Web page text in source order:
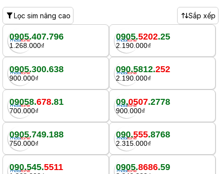
Lọc sim nâng cao Sắp xếp
0905.407.796
1.268.000₫
0905.5202.25
2.190.000₫
0905.300.638
900.000₫
090.5812.252
2.190.000₫
09058.678.81
700.000₫
09.0507.2778
900.000₫
0905.749.188
750.000₫
090.555.8768
2.315.000₫
090.545.5511 0905.8686.59